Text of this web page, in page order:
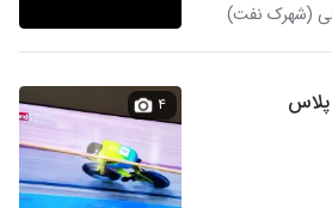
(شهرک نفت)
پلاس ۴